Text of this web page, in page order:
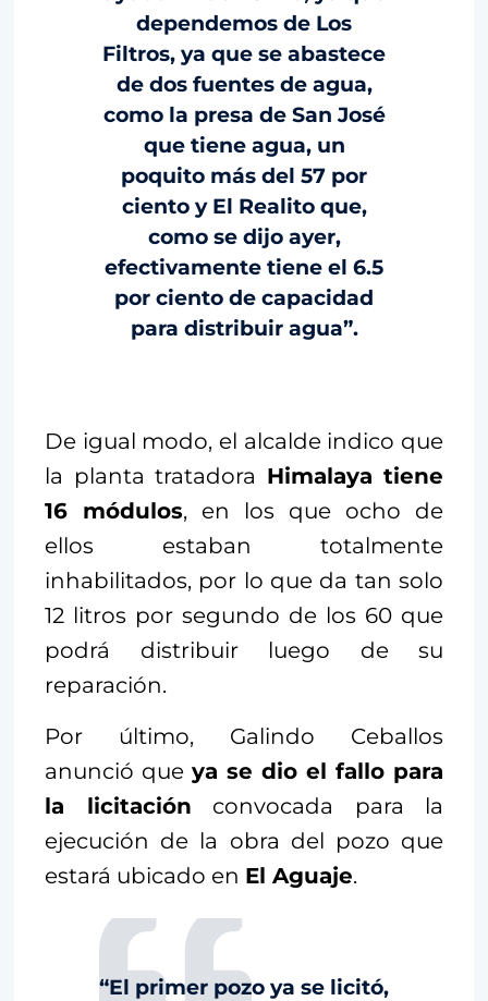
dependemos de Los
Filtros, ya que se abastece
de dos fuentes de agua,
como la presa de San José
que tiene agua, un
poquito más del 57 por
ciento y El Realito que,
como se dijo ayer,
efectivamente tiene el 6.5
por ciento de capacidad
para distribuir agua”.
De igual modo, el alcalde indico que
la planta tratadora Himalaya tiene
16 módulos, en los que ocho de
ellos estaban totalmente
inhabilitados, por lo que da tan solo
12 litros por segundo de los 60 que
podrá distribuir luego de su
reparación.
Por último, Galindo Ceballos
anunció que ya se dio el fallo para
la licitación convocada para la
ejecución de la obra del pozo que
estará ubicado en El Aguaje.
“El primer pozo ya se licitó,